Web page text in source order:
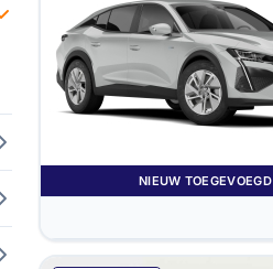
NIEUW TOEGEVOEGD